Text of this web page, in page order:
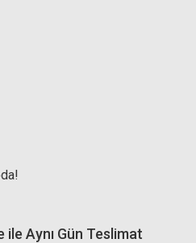
ile Aynı Gün Teslimat